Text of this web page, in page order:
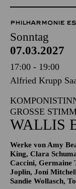
57,00 51,00 42,00
PHILHARMONIE
Sonntag
07.03.2027
17:00 - 19:00
Alfried Krupp
GROSSE
WALLIS
Werke von Amy
King, Clara